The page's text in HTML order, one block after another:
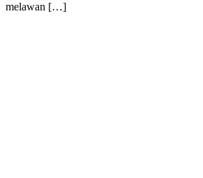
melawan […]